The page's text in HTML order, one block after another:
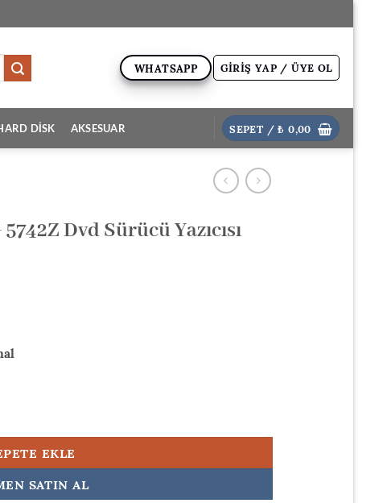
WHATSAPP GIRIŞ YAP / ÜYE OL
DİSK AKSESUAR SEPET /₺0,00
Dvd Sürücü Yazıcısı
adet
EKLE
SATIN AL